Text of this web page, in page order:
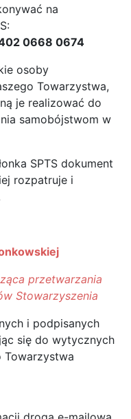
na
0668 0674
osoby
Towarzystwa,
je realizować do
samobójstwom w
SPTS dokument
rozpatruje i
przetwarzania
Stowarzyszenia
i podpisanych
się do wytycznych
Towarzystwa